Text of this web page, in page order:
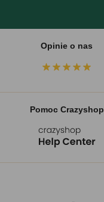
Opinie o nas
Pomoc Crazyshop